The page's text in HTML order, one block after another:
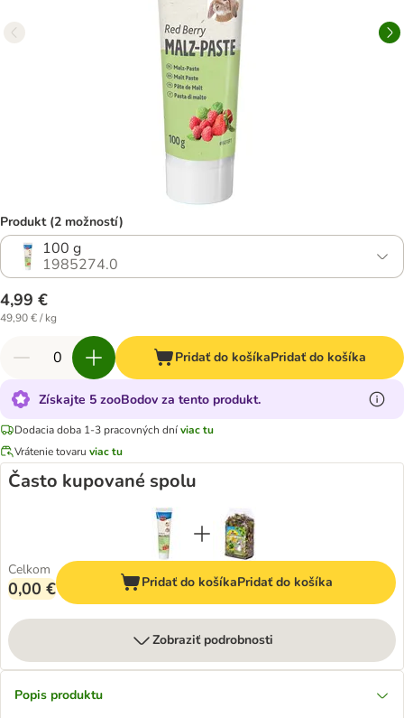
Produkt (2 možností)
100 g
1985274.0
4,99 €
49,90 € / kg
Pridať do košíkaPridať do košíka
Získajte 5 zooBodov za tento produkt.
Dodacia doba 1-3 pracovných dníviac tu
Vrátenie tovaru viac tu
Často kupované spolu
Celkom
0,00 € Pridať do košíkaPridať do košíka
Zobraziť podrobnosti
Popis produktu